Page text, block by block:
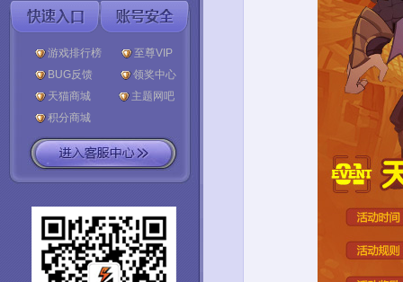
游戏排行榜
至尊VIP
BUG反馈
领奖中心
天猫商城
主题网吧
积分商城